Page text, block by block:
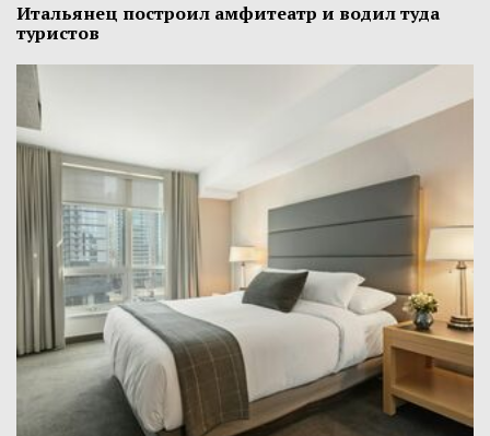
Итальянец построил амфитеатр и водил туда
туристов